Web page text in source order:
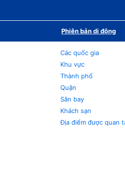
Phiên bản di động
Các quốc gia
Khu vực
Thành phố
Quận
Sân bay
Khách sạn
Địa điểm được quan